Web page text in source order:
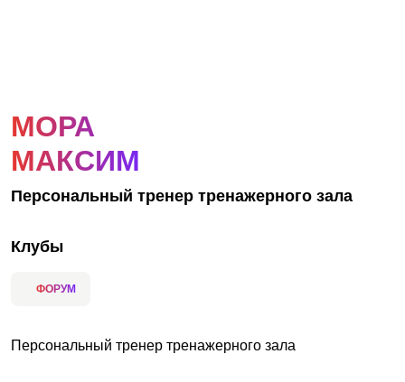
МОРА
МАКСИМ
Персональный тренер тренажерного зала
Клубы
ФОРУМ
Персональный тренер тренажерного зала